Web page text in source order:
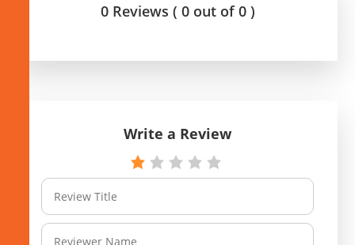
0 Reviews ( 0 out of 0 )
Write a Review